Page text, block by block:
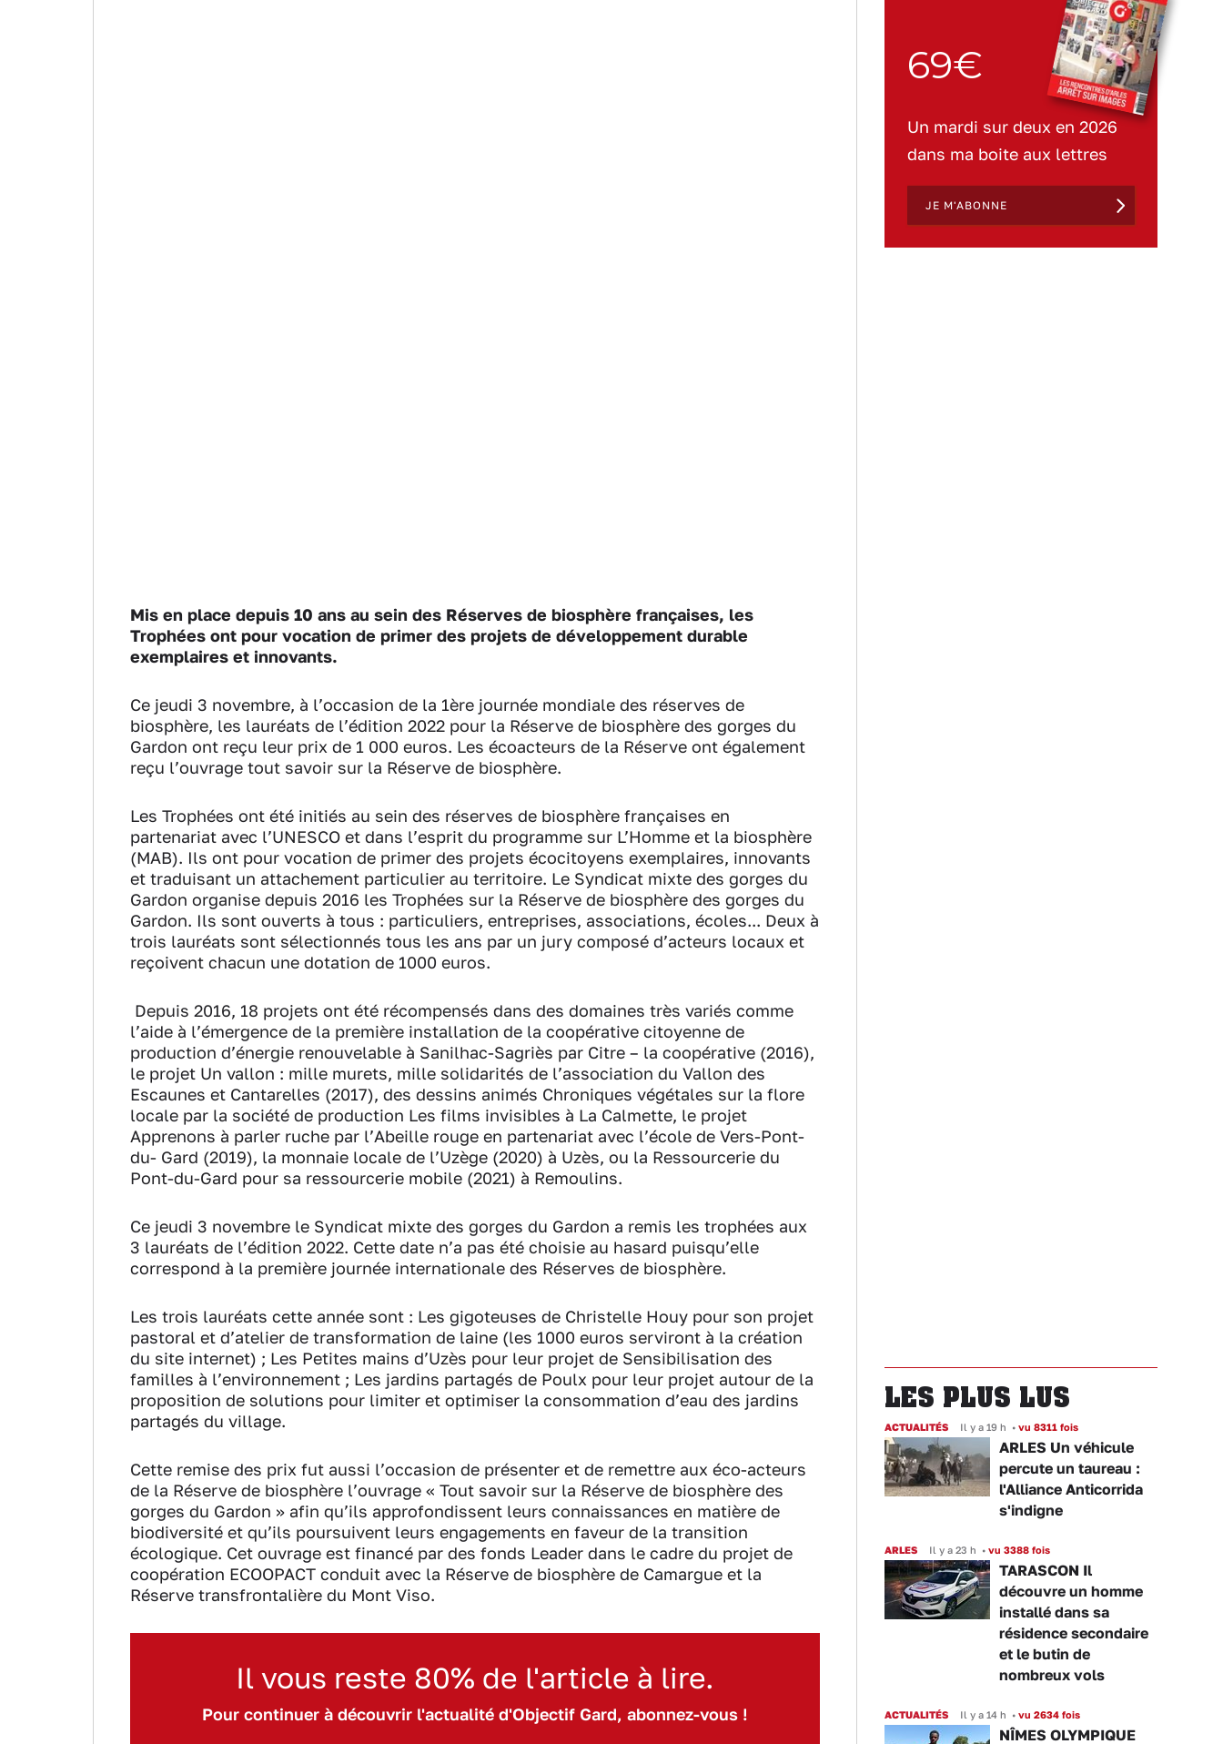
Mis en place depuis 10 ans au sein des Réserves de biosphère françaises, les
Trophées ont pour vocation de primer des projets de développement durable
exemplaires et innovants.
Ce jeudi 3 novembre, à l’occasion de la 1ère journée mondiale des réserves de
biosphère, les lauréats de l’édition 2022 pour la Réserve de biosphère des gorges du
Gardon ont reçu leur prix de 1 000 euros. Les écoacteurs de la Réserve ont également
reçu l’ouvrage tout savoir sur la Réserve de biosphère.
Les Trophées ont été initiés au sein des réserves de biosphère françaises en
partenariat avec l’UNESCO et dans l’esprit du programme sur L’Homme et la biosphère
(MAB). Ils ont pour vocation de primer des projets écocitoyens exemplaires, innovants
et traduisant un attachement particulier au territoire. Le Syndicat mixte des gorges du
Gardon organise depuis 2016 les Trophées sur la Réserve de biosphère des gorges du
Gardon. Ils sont ouverts à tous : particuliers, entreprises, associations, écoles... Deux à
trois lauréats sont sélectionnés tous les ans par un jury composé d’acteurs locaux et
reçoivent chacun une dotation de 1000 euros.
Depuis 2016, 18 projets ont été récompensés dans des domaines très variés comme
l’aide à l’émergence de la première installation de la coopérative citoyenne de
production d’énergie renouvelable à Sanilhac-Sagriès par Citre – la coopérative (2016),
le projet Un vallon : mille murets, mille solidarités de l’association du Vallon des
Escaunes et Cantarelles (2017), des dessins animés Chroniques végétales sur la flore
locale par la société de production Les films invisibles à La Calmette, le projet
Apprenons à parler ruche par l’Abeille rouge en partenariat avec l’école de Vers-Pont-
du- Gard (2019), la monnaie locale de l’Uzège (2020) à Uzès, ou la Ressourcerie du
Pont-du-Gard pour sa ressourcerie mobile (2021) à Remoulins.
Ce jeudi 3 novembre le Syndicat mixte des gorges du Gardon a remis les trophées aux
3 lauréats de l’édition 2022. Cette date n’a pas été choisie au hasard puisqu’elle
correspond à la première journée internationale des Réserves de biosphère.
Les trois lauréats cette année sont : Les gigoteuses de Christelle Houy pour son projet
pastoral et d’atelier de transformation de laine (les 1000 euros serviront à la création
du site internet) ; Les Petites mains d’Uzès pour leur projet de Sensibilisation des
familles à l’environnement ; Les jardins partagés de Poulx pour leur projet autour de la
proposition de solutions pour limiter et optimiser la consommation d’eau des jardins
partagés du village.
Cette remise des prix fut aussi l’occasion de présenter et de remettre aux éco-acteurs
de la Réserve de biosphère l’ouvrage « Tout savoir sur la Réserve de biosphère des
gorges du Gardon » afin qu’ils approfondissent leurs connaissances en matière de
biodiversité et qu’ils poursuivent leurs engagements en faveur de la transition
écologique. Cet ouvrage est financé par des fonds Leader dans le cadre du projet de
coopération ECOOPACT conduit avec la Réserve de biosphère de Camargue et la
Réserve transfrontalière du Mont Viso.
Il vous reste 80% de l'article à lire.
Pour continuer à découvrir l'actualité d'Objectif Gard, abonnez-vous !
69€
Un mardi sur deux en 2026
dans ma boite aux lettres
JE M'ABONNE
LES PLUS LUS
ACTUALITÉS Il y a 19 h • vu 8311 fois
ARLES Un véhicule
percute un taureau :
l'Alliance Anticorrida
s'indigne
ARLES Il y a 23 h • vu 3388 fois
TARASCON Il
découvre un homme
installé dans sa
résidence secondaire
et le butin de
nombreux vols
ACTUALITÉS Il y a 14 h • vu 2634 fois
NÎMES OLYMPIQUE